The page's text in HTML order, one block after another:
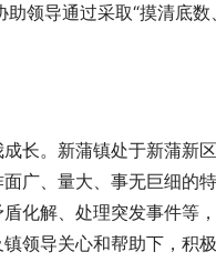
领导通过采取“摸清底
长。新蒲镇处于新蒲新
广、量大、事无巨细的
化解、处理突发事件等
领导关心和帮助下，积